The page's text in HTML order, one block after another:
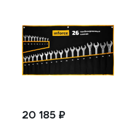
20 185 ₽